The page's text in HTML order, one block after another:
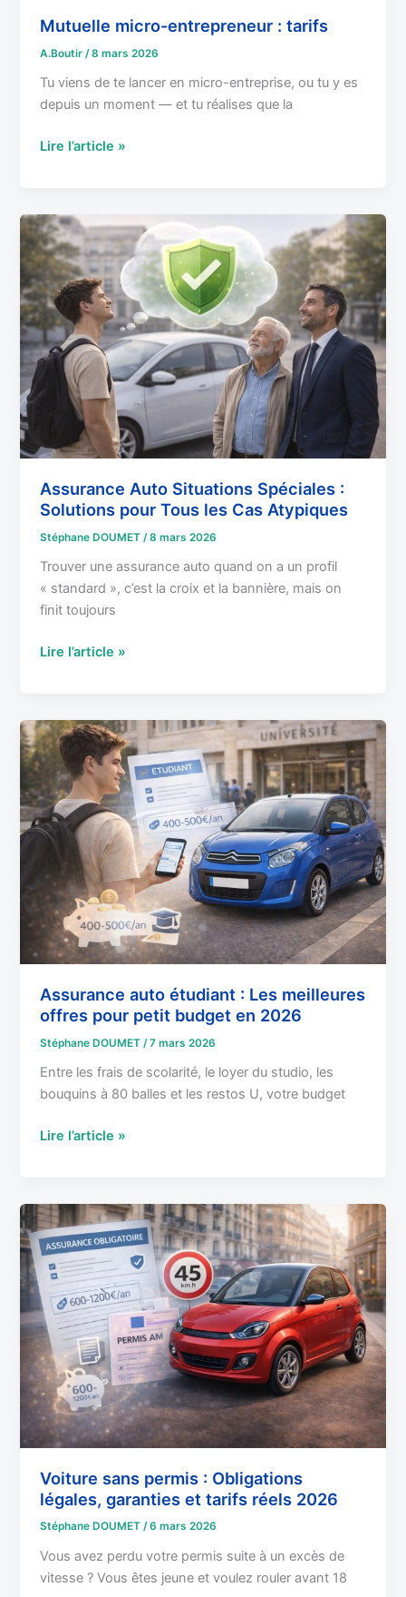
Mutuelle micro-entrepreneur : tarifs
A.Boutir /8 mars 2026
Tu viens de te lancer en micro-entreprise, ou tu y es
depuis un moment — et tu réalises que la
Lire l’article »
Assurance Auto Situations Spéciales :
Solutions pour Tous les Cas Atypiques
Stéphane DOUMET /8 mars 2026
Trouver une assurance auto quand on a un profil
« standard », c’est la croix et la bannière, mais on
finit toujours
Assurance
Auto
Situations
Spéciales
:
Solutions
pour
Tous
les
Atypiques
Lire l’article »
Assurance auto étudiant : Les meilleures
offres pour petit budget en 2026
Stéphane DOUMET /7 mars 2026
Entre les frais de scolarité, le loyer du studio, les
bouquins à 80 balles et les restos U, votre budget
Assurance
auto
étudiant
:
Les
meilleures
offres
pour
petit
budget
en
2026
Lire l’article »
Voiture sans permis : Obligations
légales, garanties et tarifs réels 2026
Stéphane DOUMET/6 mars 2026
Vous avez perdu votre permis suite à un excès de
vitesse ? Vous êtes jeune et voulez rouler avant 18
Voiture
sans
permis
Obligations
légales,
garanties
et
tarifs
réels
2026